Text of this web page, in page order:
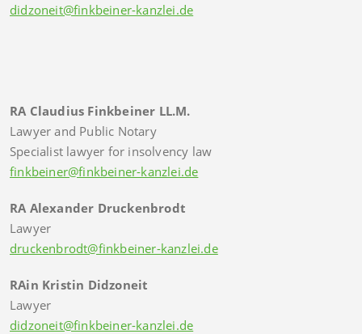
didzoneit@finkbeiner-kanzlei.de
RA Claudius Finkbeiner LL.M.
Lawyer and Public Notary
Specialist lawyer for insolvency law
finkbeiner@finkbeiner-kanzlei.de
RA Alexander Druckenbrodt
Lawyer
druckenbrodt@finkbeiner-kanzlei.de
RAin Kristin Didzoneit
Lawyer
didzoneit@finkbeiner-kanzlei.de